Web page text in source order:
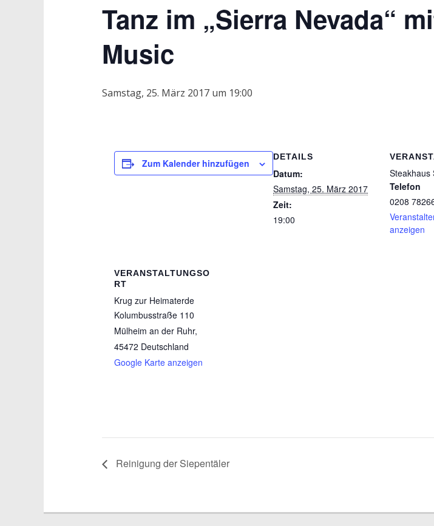
Tanz im „Sierra Nevada“
Music
Samstag, 25. März 2017 um 19:00
Zum Kalender hinzufügen
DETAILS
Datum:
Samstag, 25. März 2017
Zeit:
19:00
Steakhaus
Telefon
0208
anzeigen
VERANSTALTUNGSO
RT
Krug zur Heimaterde
Kolumbusstraße 110
Mülheim an der Ruhr,
45472 Deutschland
Google Karte anzeigen
Reinigung der Siepentäler